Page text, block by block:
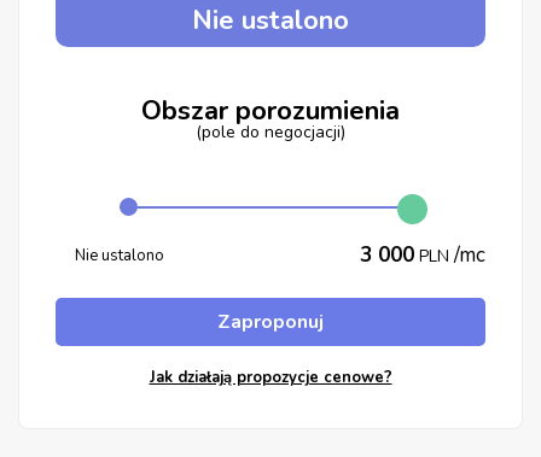
Nie ustalono
Obszar porozumienia
(pole do negocjacji)
Nie ustalono 3 000 PLN /mc
Zaproponuj
Jak działają propozycje cenowe?